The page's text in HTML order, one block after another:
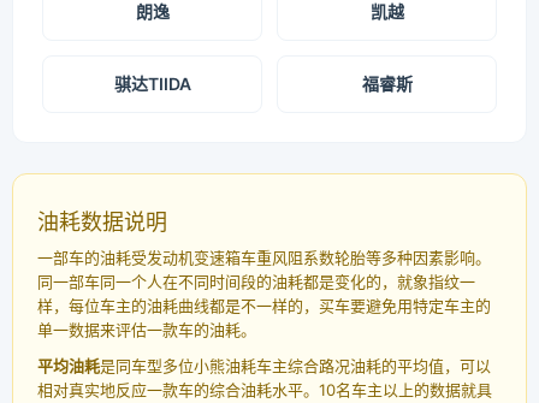
朗逸 凯越
骐达TIIDA 福睿斯
油耗数据说明
一部车的油耗受发动机变速箱车重风阻系数轮胎等多种因素影响。
同一部车同一个人在不同时间段的油耗都是变化的，就象指纹一
样，每位车主的油耗曲线都是不一样的，买车要避免用特定车主的
单一数据来评估一款车的油耗。
平均油耗是同车型多位小熊油耗车主综合路况油耗的平均值，可以
相对真实地反应一款车的综合油耗水平。10名车主以上的数据就具